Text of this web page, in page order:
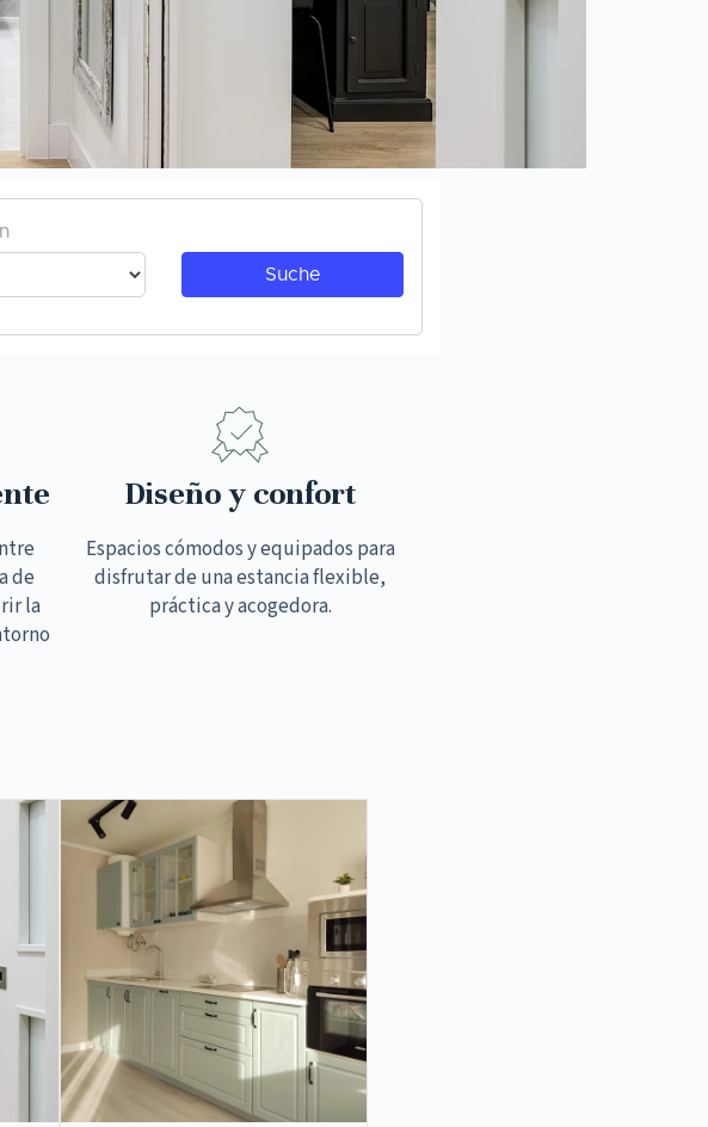
de
la
Diseño y confort
Espacios cómodos y equipados para
disfrutar de una estancia flexible,
práctica y acogedora.